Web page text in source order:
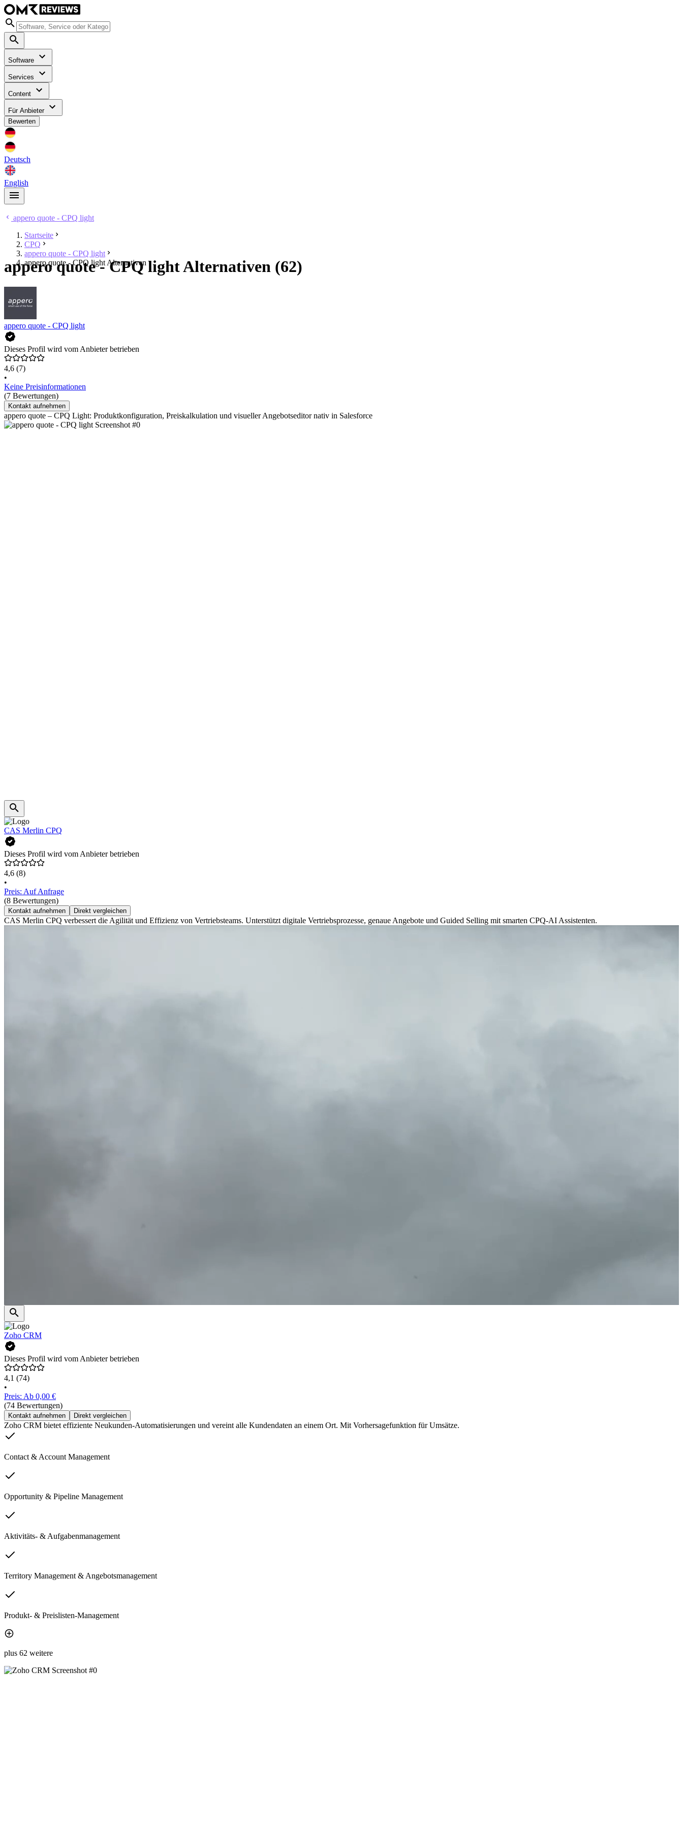
Software
Services
Content
Für Anbieter
Bewerten
Deutsch
English
appero quote - CPQ light
Startseite
CPQ
appero quote - CPQ light
appero quote - CPQ light Alternativen
appero quote - CPQ light Alternativen (62)
appero quote - CPQ light
Dieses Profil wird vom Anbieter betrieben
4,6 (7)
•
Keine Preisinformationen
(7 Bewertungen)
Kontakt aufnehmen
appero quote – CPQ Light: Produktkonfiguration, Preiskalkulation und visueller Angebotseditor nativ in Salesforce
CAS Merlin CPQ
Dieses Profil wird vom Anbieter betrieben
4,6 (8)
•
Preis: Auf Anfrage
(8 Bewertungen)
Kontakt aufnehmen Direkt vergleichen
CAS Merlin CPQ verbessert die Agilität und Effizienz von Vertriebsteams. Unterstützt digitale Vertriebsprozesse, genaue Angebote und Guided Selling mit smarten CPQ-AI Assistenten.
Zoho CRM
Dieses Profil wird vom Anbieter betrieben
4,1 (74)
•
Preis: Ab 0,00 €
(74 Bewertungen)
Kontakt aufnehmen Direkt vergleichen
Zoho CRM bietet effiziente Neukunden-Automatisierungen und vereint alle Kundendaten an einem Ort. Mit Vorhersagefunktion für Umsätze.
Contact & Account Management
Opportunity & Pipeline Management
Aktivitäts- & Aufgabenmanagement
Territory Management & Angebotsmanagement
Produkt- & Preislisten-Management
plus 62 weitere